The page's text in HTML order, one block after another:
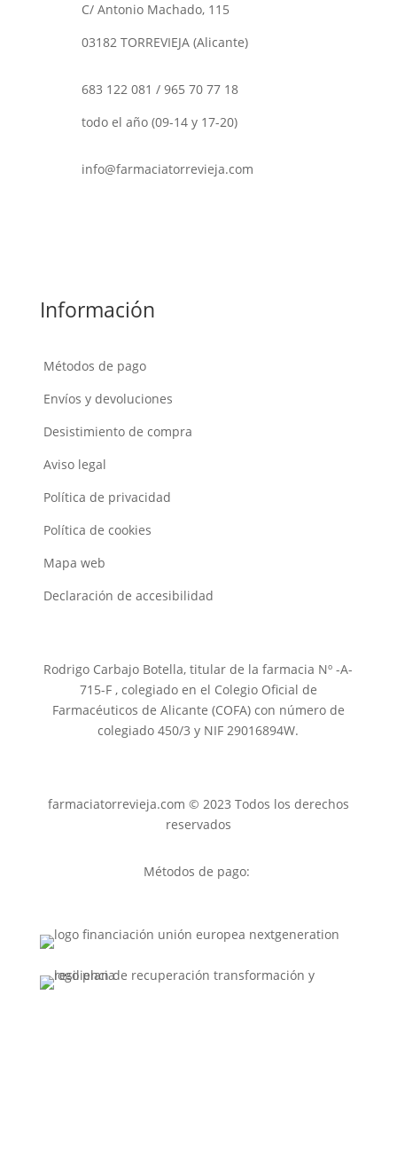
C/ Antonio Machado, 115
03182 TORREVIEJA (Alicante)
683 122 081 / 965 70 77 18
todo el año (09-14 y 17-20)
info@farmaciatorrevieja.com
Información
Métodos de pago
Envíos y devoluciones
Desistimiento de compra
Aviso legal
Política de privacidad
Política de cookies
Mapa web
Declaración de accesibilidad
Rodrigo Carbajo Botella, titular de la farmacia Nº -A-
715-F , colegiado en el Colegio Oficial de
Farmacéuticos de Alicante (COFA) con número de
colegiado 450/3 y NIF 29016894W.
farmaciatorrevieja.com © 2023 Todos los derechos
reservados
Métodos de pago: